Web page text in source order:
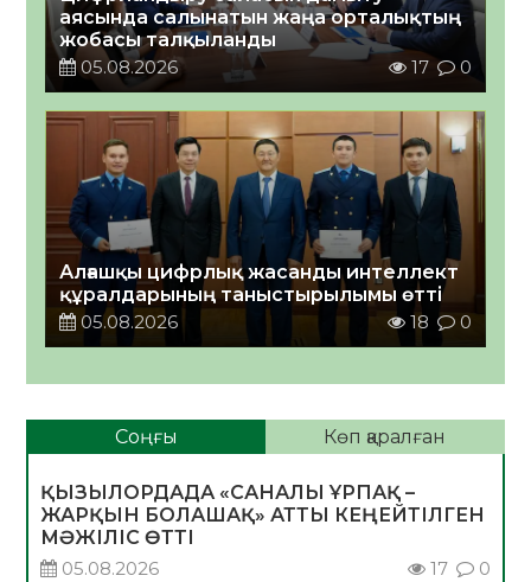
аясында салынатын жаңа орталықтың
жобасы талқыланды
05.08.2026
17 0
Алғашқы цифрлық жасанды интеллект
құралдарының таныстырылымы өтті
05.08.2026
18 0
Соңғы Көп қаралған
ҚЫЗЫЛОРДАДА «САНАЛЫ ҰРПАҚ –
ЖАРҚЫН БОЛАШАҚ» АТТЫ КЕҢЕЙТІЛГЕН
МӘЖІЛІС ӨТТІ
05.08.2026
17 0